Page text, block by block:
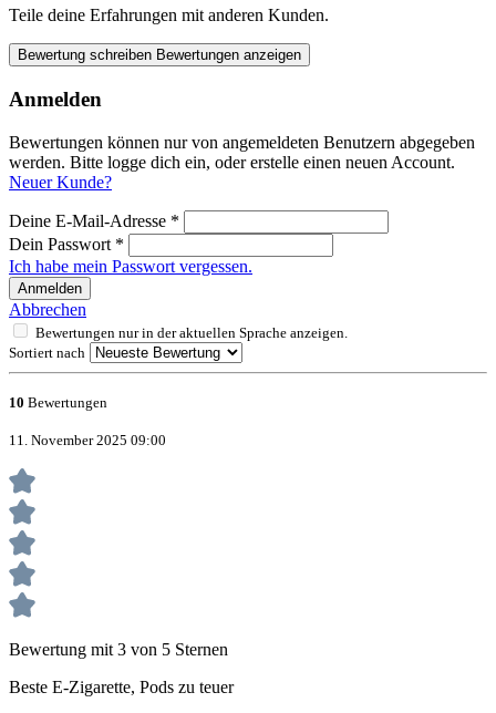
Teile deine Erfahrungen mit anderen Kunden.
Bewertung schreiben Bewertungen anzeigen
Anmelden
Bewertungen können nur von angemeldeten Benutzern abgegeben
werden. Bitte logge dich ein, oder erstelle einen neuen Account.
Neuer Kunde?
Deine E-Mail-Adresse *
Dein Passwort *
Ich habe mein Passwort vergessen.
Anmelden
Abbrechen
Bewertungen nur in der aktuellen Sprache anzeigen.
Sortiert nach
10 Bewertungen
11. November 2025 09:00
Bewertung mit 3 von 5 Sternen
Beste E-Zigarette, Pods zu teuer